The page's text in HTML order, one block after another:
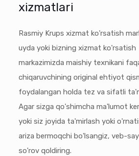
xizmatlari
Rasmiy Krups xizmat ko'rsatish
uyda yoki bizning xizmat ko'rsatish
markazimizda maishiy texnikani
chiqaruvchining original ehtiyot
foydalangan holda tez va sifatli
Agar sizga qo'shimcha ma'lumot
yoki siz joyida ta'mirlash yoki
ariza bermoqchi bo'lsangiz, veb-
so'rov qoldiring.